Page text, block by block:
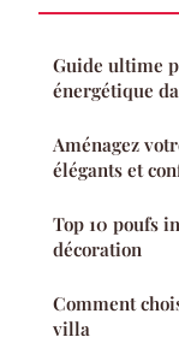
Guide ultime
énergétique
Aménagez
élégants et
Top 10 poufs
décoration
Comment
villa